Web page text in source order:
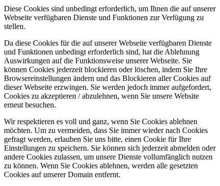
Diese Cookies sind unbedingt erforderlich, um Ihnen die auf unserer
Webseite verfügbaren Dienste und Funktionen zur Verfügung zu
stellen.
Da diese Cookies für die auf unserer Webseite verfügbaren Dienste
und Funktionen unbedingt erforderlich sind, hat die Ablehnung
Auswirkungen auf die Funktionsweise unserer Webseite. Sie
können Cookies jederzeit blockieren oder löschen, indem Sie Ihre
Browsereinstellungen ändern und das Blockieren aller Cookies auf
dieser Webseite erzwingen. Sie werden jedoch immer aufgefordert,
Cookies zu akzeptieren / abzulehnen, wenn Sie unsere Website
erneut besuchen.
Wir respektieren es voll und ganz, wenn Sie Cookies ablehnen
möchten. Um zu vermeiden, dass Sie immer wieder nach Cookies
gefragt werden, erlauben Sie uns bitte, einen Cookie für Ihre
Einstellungen zu speichern. Sie können sich jederzeit abmelden oder
andere Cookies zulassen, um unsere Dienste vollumfänglich nutzen
zu können. Wenn Sie Cookies ablehnen, werden alle gesetzten
Cookies auf unserer Domain entfernt.